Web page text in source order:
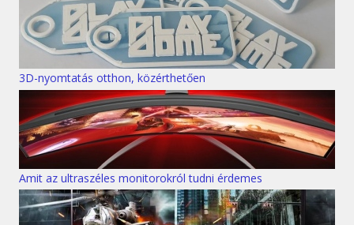
3D-nyomtatás otthon, közérthetően
Amit az ultraszéles monitorokról tudni érdemes